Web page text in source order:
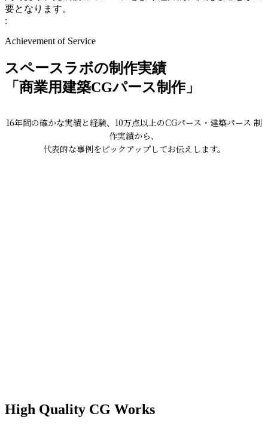
要となります。
:
Achievement of Service
スペースラボの制作実績
「商業用建築CGパース制作」
16年間の確かな実績と経験、10万点以上のCGパース・建築パース 制
作実績から、
代表的な事例をピックアップしてお伝えします。
High Quality CG Works